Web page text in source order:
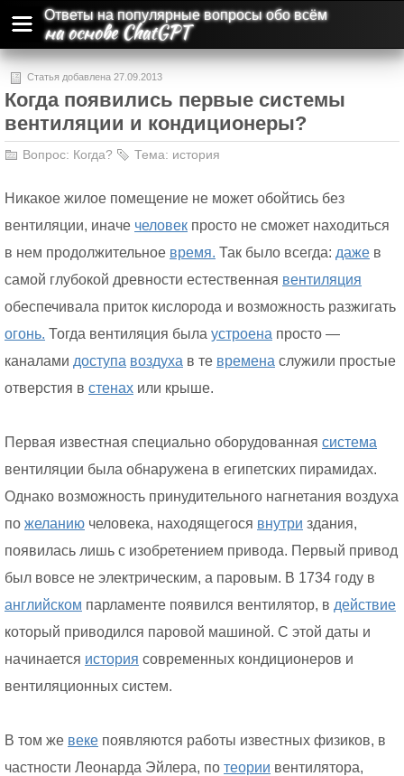
Ответы на популярные вопросы обо всём
на основе ChatGPT
Статья добавлена 27.09.2013
Когда появились первые системы
вентиляции и кондиционеры?
Вопрос: Когда? Тема: история
Никакое жилое помещение не может обойтись без
вентиляции, иначе человек просто не сможет находиться
в нем продолжительное время. Так было всегда: даже в
самой глубокой древности естественная вентиляция
обеспечивала приток кислорода и возможность разжигать
огонь. Тогда вентиляция была устроена просто —
каналами доступа воздуха в те времена служили простые
отверстия в стенах или крыше.
Первая известная специально оборудованная система
вентиляции была обнаружена в египетских пирамидах.
Однако возможность принудительного нагнетания воздуха
по желанию человека, находящегося внутри здания,
появилась лишь с изобретением привода. Первый привод
был вовсе не электрическим, а паровым. В 1734 году в
английском парламенте появился вентилятор, в действие
который приводился паровой машиной. С этой даты и
начинается история современных кондиционеров и
вентиляционных систем.
В том же веке появляются работы известных физиков, в
частности Леонарда Эйлера, по теории вентилятора,